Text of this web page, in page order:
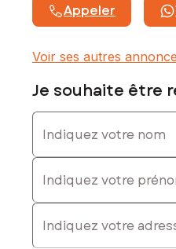
Contactez votre conseiller
commercial immatriculé au
Appeler
Voir ses autres
Je souhaite être
Indiquez votre nom
Indiquez votre prénom
E-mail